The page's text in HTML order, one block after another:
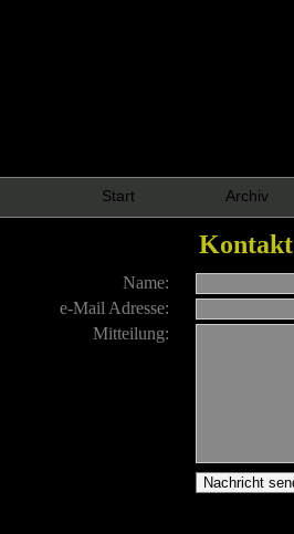
Start Archiv
Kontakt
Name:
e-Mail Adresse:
Mitteilung: